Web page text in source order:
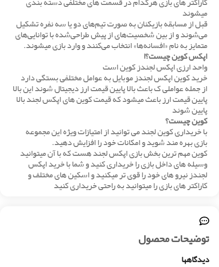
کاراکتر های بازی هرکدام در قسمت های مختلفی دسته بندی
میشوند
قبل از مسابقه بازیکنان به صورت تیم‌های دو یا سه نفره تشکیل
می‌شوند و از بین شخصیت‌های از پیش طراحی‌شده با توانایی‌های
متمایز به نام «افسانه‌ها» انتخاب می‌کنند و وارد بازی میشوند.
اپکس کوین چیست؟!
واحد ارزی اپکس لجندز کوین است
خرید کوین اپکس لجندز موبایل به عوامل مختلفی بستگی دارد
از جمله عواملی ک باعث بالا پایین قیمت ارز دیجیتال شوند این بالا
پایین قیمت ارز باعث میشود که قیمت کوین های اپکس‌ لجند بالا
پایین شوند
کوین چیست؟
با خریداری کوین لجند می توانید از امتیازات ویژه این مجموعه
بازی بهره مند شوید و امکانات خود را افزایش دهید.
کوین مهم ترین بخش بازی اپکس لجند هست که با آن میتوانید
وسیله های داخل بازی را خریداری کنید و شما با خرید اپکس
لجندز نیرو های خود را قوی تر میکنید و اسکین های مختلف و
کاراکتر های بازی را میتوانید به راحتی خریداری کنید
توضیحات محصول
دیدگاهها